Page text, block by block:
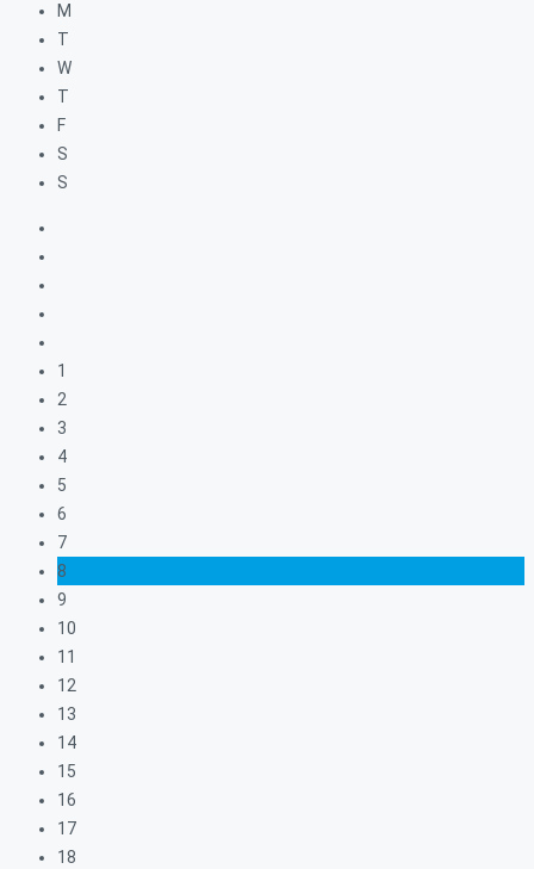
M
T
W
T
F
S
S
1
2
3
4
5
6
7
8
9
10
11
12
13
14
15
16
17
18